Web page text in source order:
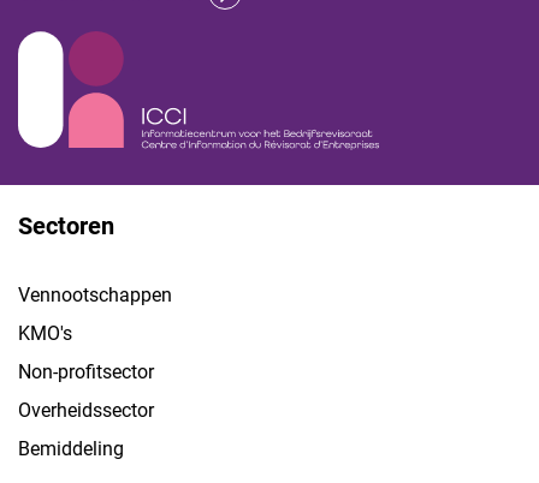
Sectoren
Vennootschappen
KMO's
Non-profitsector
Overheidssector
Bemiddeling